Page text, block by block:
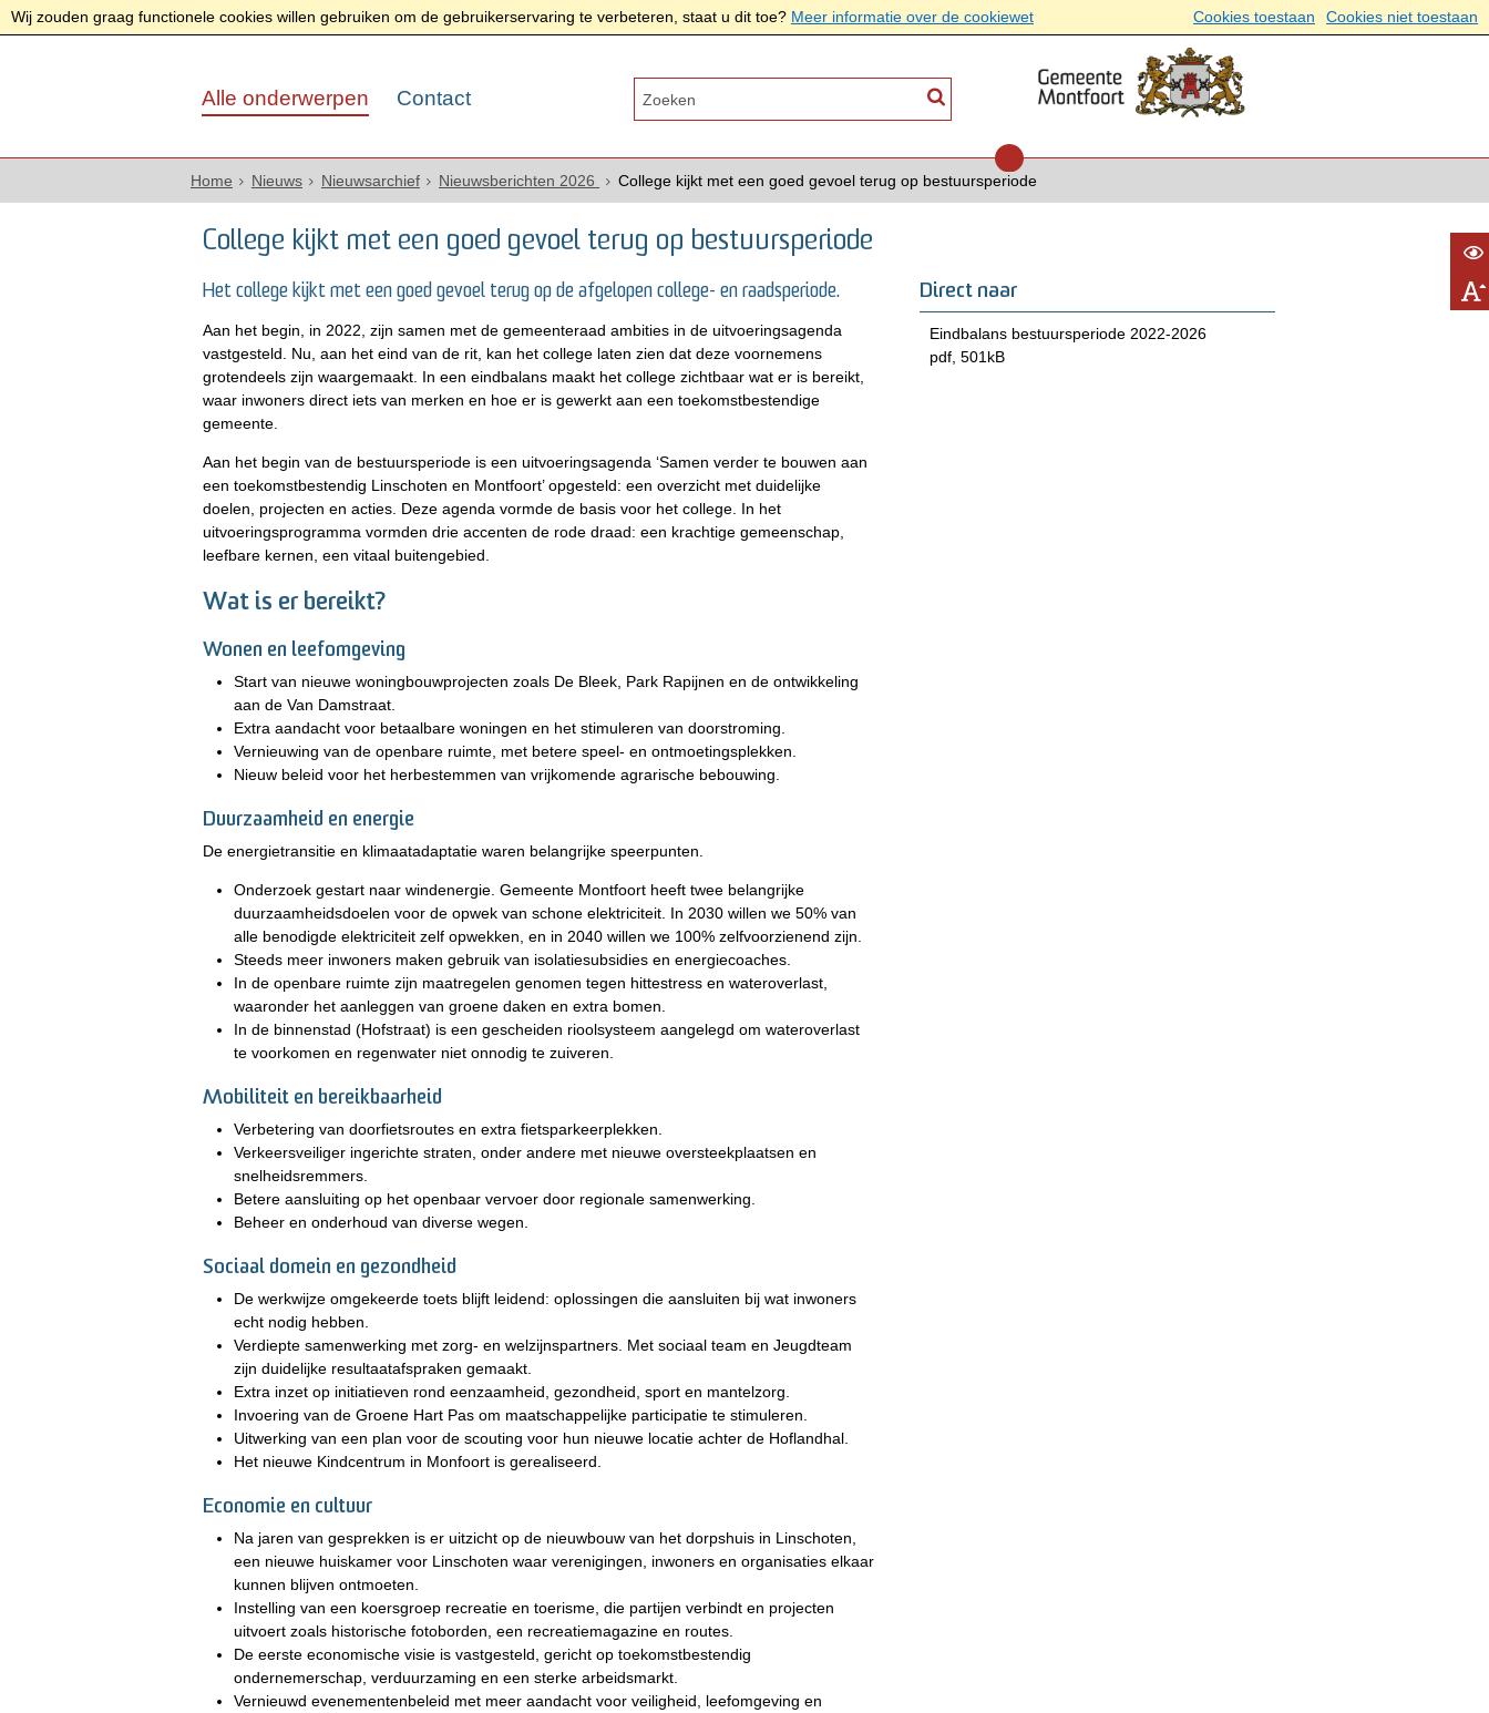
Wij zouden graag functionele cookies willen gebruiken om de gebruikerservaring te verbeteren, staat u dit toe? Meer informatie over de cookiewet Cookies toestaan Cookies niet toestaan
Alle onderwerpen Contact
Home Nieuws Nieuwsarchief Nieuwsberichten 2026 College kijkt met een goed gevoel terug op bestuursperiode
College kijkt met een goed gevoel terug op bestuursperiode
Het college kijkt met een goed gevoel terug op de afgelopen college- en raadsperiode.
Aan het begin, in 2022, zijn samen met de gemeenteraad ambities in de uitvoeringsagenda
vastgesteld. Nu, aan het eind van de rit, kan het college laten zien dat deze voornemens
grotendeels zijn waargemaakt. In een eindbalans maakt het college zichtbaar wat er is bereikt,
waar inwoners direct iets van merken en hoe er is gewerkt aan een toekomstbestendige
gemeente.
Aan het begin van de bestuursperiode is een uitvoeringsagenda ‘Samen verder te bouwen aan
een toekomstbestendig Linschoten en Montfoort’ opgesteld: een overzicht met duidelijke
doelen, projecten en acties. Deze agenda vormde de basis voor het college. In het
uitvoeringsprogramma vormden drie accenten de rode draad: een krachtige gemeenschap,
leefbare kernen, een vitaal buitengebied.
Wat is er bereikt?
Wonen en leefomgeving
Start van nieuwe woningbouwprojecten zoals De Bleek, Park Rapijnen en de ontwikkeling
aan de Van Damstraat.
Extra aandacht voor betaalbare woningen en het stimuleren van doorstroming.
Vernieuwing van de openbare ruimte, met betere speel- en ontmoetingsplekken.
Nieuw beleid voor het herbestemmen van vrijkomende agrarische bebouwing.
Duurzaamheid en energie
De energietransitie en klimaatadaptatie waren belangrijke speerpunten.
Onderzoek gestart naar windenergie. Gemeente Montfoort heeft twee belangrijke
duurzaamheidsdoelen voor de opwek van schone elektriciteit. In 2030 willen we 50% van
alle benodigde elektriciteit zelf opwekken, en in 2040 willen we 100% zelfvoorzienend zijn.
Steeds meer inwoners maken gebruik van isolatiesubsidies en energiecoaches.
In de openbare ruimte zijn maatregelen genomen tegen hittestress en wateroverlast,
waaronder het aanleggen van groene daken en extra bomen.
In de binnenstad (Hofstraat) is een gescheiden rioolsysteem aangelegd om wateroverlast
te voorkomen en regenwater niet onnodig te zuiveren.
Mobiliteit en bereikbaarheid
Verbetering van doorfietsroutes en extra fietsparkeerplekken.
Verkeersveiliger ingerichte straten, onder andere met nieuwe oversteekplaatsen en
snelheidsremmers.
Betere aansluiting op het openbaar vervoer door regionale samenwerking.
Beheer en onderhoud van diverse wegen.
Sociaal domein en gezondheid
De werkwijze omgekeerde toets blijft leidend: oplossingen die aansluiten bij wat inwoners
echt nodig hebben.
Verdiepte samenwerking met zorg- en welzijnspartners. Met sociaal team en Jeugdteam
zijn duidelijke resultaatafspraken gemaakt.
Extra inzet op initiatieven rond eenzaamheid, gezondheid, sport en mantelzorg.
Invoering van de Groene Hart Pas om maatschappelijke participatie te stimuleren.
Uitwerking van een plan voor de scouting voor hun nieuwe locatie achter de Hoflandhal.
Het nieuwe Kindcentrum in Monfoort is gerealiseerd.
Economie en cultuur
Na jaren van gesprekken is er uitzicht op de nieuwbouw van het dorpshuis in Linschoten,
een nieuwe huiskamer voor Linschoten waar verenigingen, inwoners en organisaties elkaar
kunnen blijven ontmoeten.
Instelling van een koersgroep recreatie en toerisme, die partijen verbindt en projecten
uitvoert zoals historische fotoborden, een recreatiemagazine en routes.
De eerste economische visie is vastgesteld, gericht op toekomstbestendig
ondernemerschap, verduurzaming en een sterke arbeidsmarkt.
Vernieuwd evenementenbeleid met meer aandacht voor veiligheid, leefomgeving en
Direct naar
Eindbalans bestuursperiode 2022-2026
pdf, 501kB